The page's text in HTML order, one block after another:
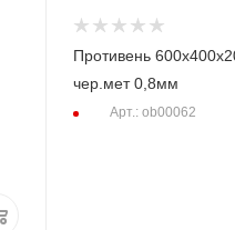
Противень
чер.мет 0,8мм
Арт.: ob00062